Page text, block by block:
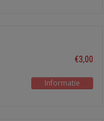
€3,00
Informatie